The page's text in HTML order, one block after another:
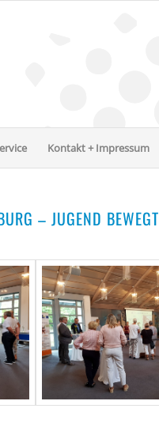
Kontakt + Impressum
– JUGEND BEWEGT